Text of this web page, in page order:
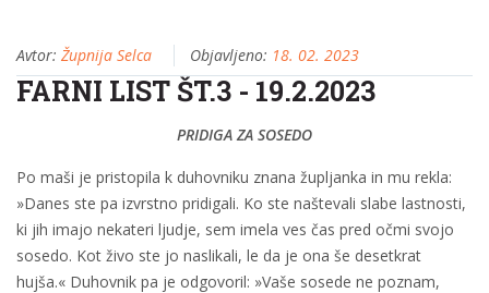
Avtor: Župnija Selca Objavljeno: 18. 02. 2023
FARNI LIST ŠT.3 - 19.2.2023
PRIDIGA ZA SOSEDO
Po maši je pristopila k duhovniku znana župljanka in mu rekla:
»Danes ste pa izvrstno pridigali. Ko ste naštevali slabe lastnosti,
ki jih imajo nekateri ljudje, sem imela ves čas pred očmi svojo
sosedo. Kot živo ste jo naslikali, le da je ona še desetkrat
hujša.« Duhovnik pa je odgovoril: »Vaše sosede ne poznam,